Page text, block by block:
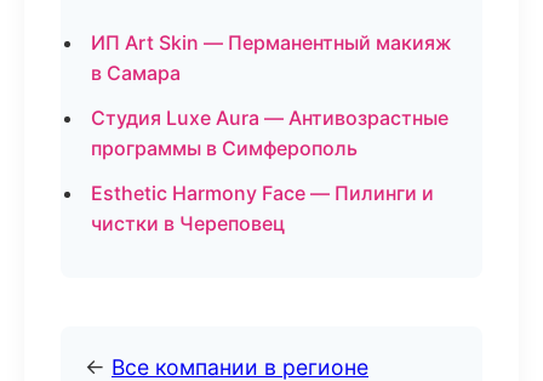
ИП Art Skin — Перманентный макияж
в Самара
Студия Luxe Aura — Антивозрастные
программы в Симферополь
Esthetic Harmony Face — Пилинги и
чистки в Череповец
← Все компании в регионе